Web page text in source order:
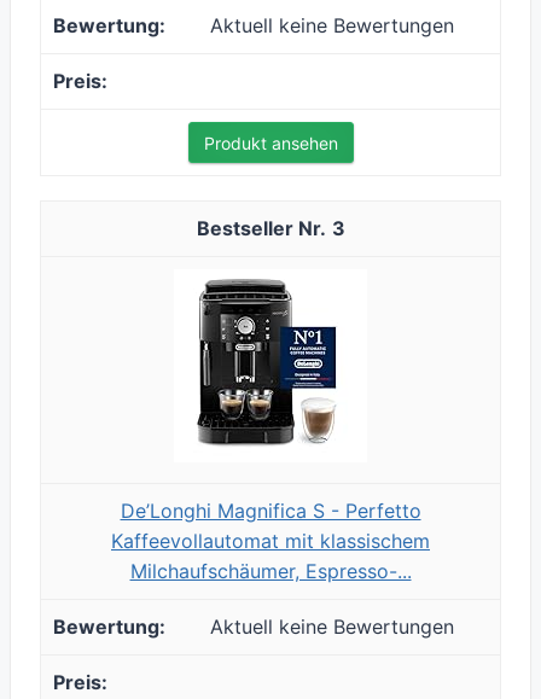
Aktuell keine Bewertungen
Produkt ansehen
3
De’Longhi Magnifica S - Perfetto
Kaffeevollautomat mit klassischem
Milchaufschäumer, Espresso-...
Aktuell keine Bewertungen